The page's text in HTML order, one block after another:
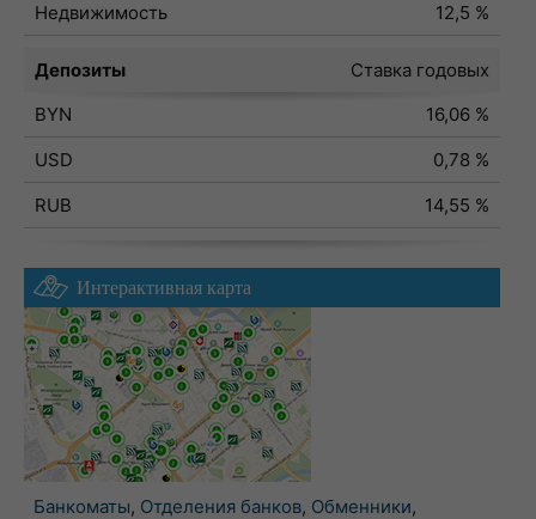
Недвижимость
12,5 %
Депозиты
Ставка годовых
BYN
16,06 %
USD
0,78 %
RUB
14,55 %
Интерактивная карта
Банкоматы, Отделения банков, Обменники,